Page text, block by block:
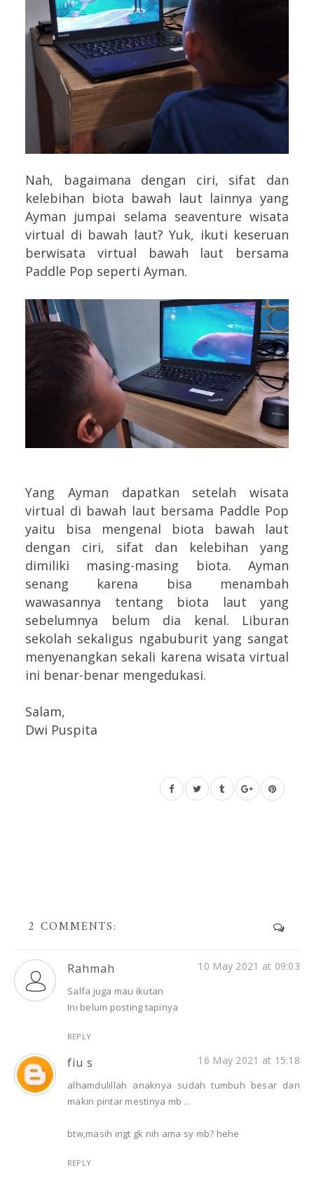
Nah, bagaimana dengan ciri, sifat dan
kelebihan biota bawah laut lainnya yang
Ayman jumpai selama seaventure wisata
virtual di bawah laut? Yuk, ikuti keseruan
berwisata virtual bawah laut bersama
Paddle Pop seperti Ayman.
Yang Ayman dapatkan setelah wisata
virtual di bawah laut bersama Paddle Pop
yaitu bisa mengenal biota bawah laut
dengan ciri, sifat dan kelebihan yang
dimiliki masing-masing biota. Ayman
senang karena bisa menambah
wawasannya tentang biota laut yang
sebelumnya belum dia kenal. Liburan
sekolah sekaligus ngabuburit yang sangat
menyenangkan sekali karena wisata virtual
ini benar-benar mengedukasi.
Salam,
Dwi Puspita
2 COMMENTS:
Rahmah 10 May 2021 at 09:03
Salfa juga mau ikutan
Ini belum posting tapinya
REPLY
fiu s 16 May 2021 at 15:18
alhamdulillah anaknya sudah tumbuh besar dan
makin pintar mestinya mb ...
btw,masih ingt gk nih ama sy mb? hehe
REPLY